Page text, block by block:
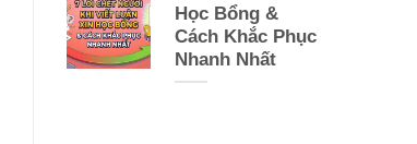
Học Bổng &
Cách Khắc Phục
Nhanh Nhất